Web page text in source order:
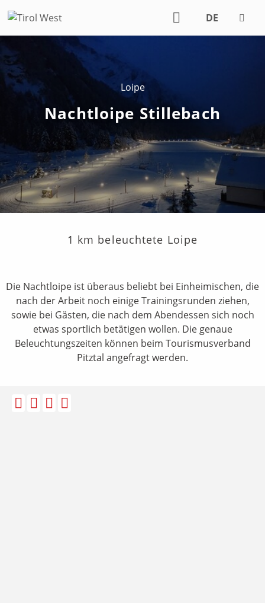
DE
Loipe
Nachtloipe Stillebach
1 km beleuchtete Loipe
Die Nachtloipe ist überaus beliebt bei Einheimischen, die
nach der Arbeit noch einige Trainingsrunden ziehen,
sowie bei Gästen, die nach dem Abendessen sich noch
etwas sportlich betätigen wollen. Die genaue
Beleuchtungszeiten können beim Tourismusverband
Pitztal angefragt werden.